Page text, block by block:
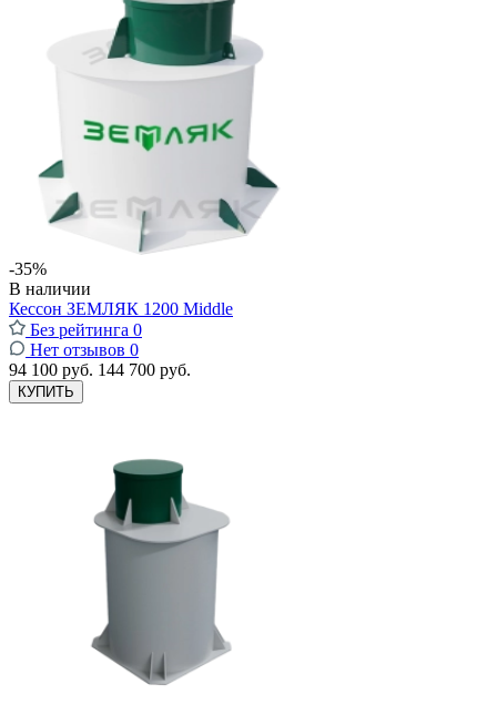
-35%
В наличии
Кессон ЗЕМЛЯК 1200 Middle
Без рейтинга 0
Нет отзывов 0
94 100 руб. 144 700 руб.
КУПИТЬ